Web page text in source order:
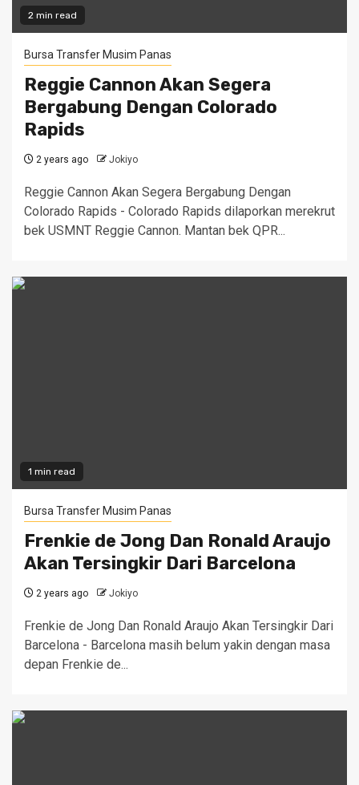
2 min read
Bursa Transfer Musim Panas
Reggie Cannon Akan Segera
Bergabung Dengan Colorado
Rapids
2 years ago Jokiyo
Reggie Cannon Akan Segera Bergabung Dengan
Colorado Rapids - Colorado Rapids dilaporkan merekrut
bek USMNT Reggie Cannon. Mantan bek QPR...
1 min read
Bursa Transfer Musim Panas
Frenkie de Jong Dan Ronald Araujo
Akan Tersingkir Dari Barcelona
2 years ago Jokiyo
Frenkie de Jong Dan Ronald Araujo Akan Tersingkir Dari
Barcelona - Barcelona masih belum yakin dengan masa
depan Frenkie de...